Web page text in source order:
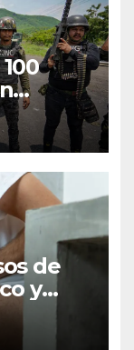
del
de
y
en